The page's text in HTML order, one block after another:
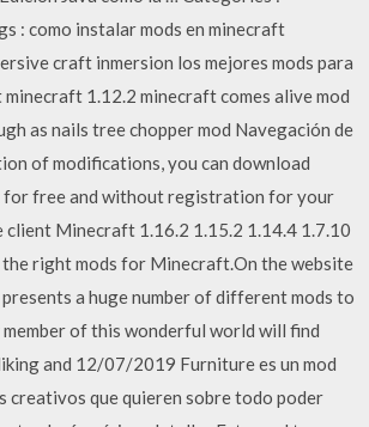
: como instalar mods en minecraft
craft inmersion los mejores mods para
1.12.2 minecraft comes alive mod
as nails tree chopper mod Navegación de
of modifications, you can download
free and without registration for your
client Minecraft 1.16.2 1.15.2 1.14.4 1.7.10
right mods for Minecraft.On the website
a huge number of different mods to
member of this wonderful world will find
and 12/07/2019 Furniture es un mod
creativos que quieren sobre todo poder